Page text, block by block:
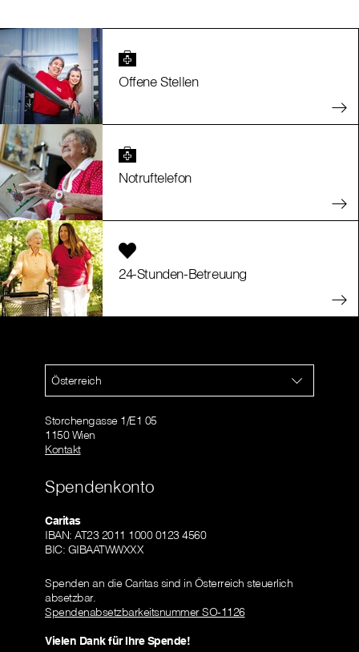
Offene Stellen
Notruftelefon
24-Stunden-Betreuung
Österreich
Storchengasse 1/E1 05
1150 Wien
Kontakt
Spendenkonto
Caritas
IBAN: AT23 2011 1000 0123 4560
BIC: GIBAATWWXXX
Spenden an die Caritas sind in Österreich steuerlich
absetzbar.
Spendenabsetzbarkeitsnummer SO-1126
Vielen Dank für Ihre Spende!